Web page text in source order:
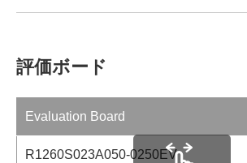
評価ボード
Evaluation Board
R1260S023A050-0250EV